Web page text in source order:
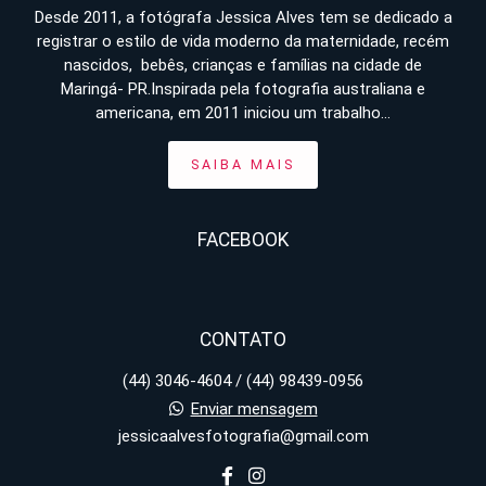
Desde 2011, a fotógrafa Jessica Alves tem se dedicado a
registrar o estilo de vida moderno da maternidade, recém
nascidos, bebês, crianças e famílias na cidade de
Maringá- PR.Inspirada pela fotografia australiana e
americana, em 2011 iniciou um trabalho...
SAIBA MAIS
FACEBOOK
CONTATO
(44) 3046-4604 / (44) 98439-0956
Enviar mensagem
jessicaalvesfotografia@gmail.com